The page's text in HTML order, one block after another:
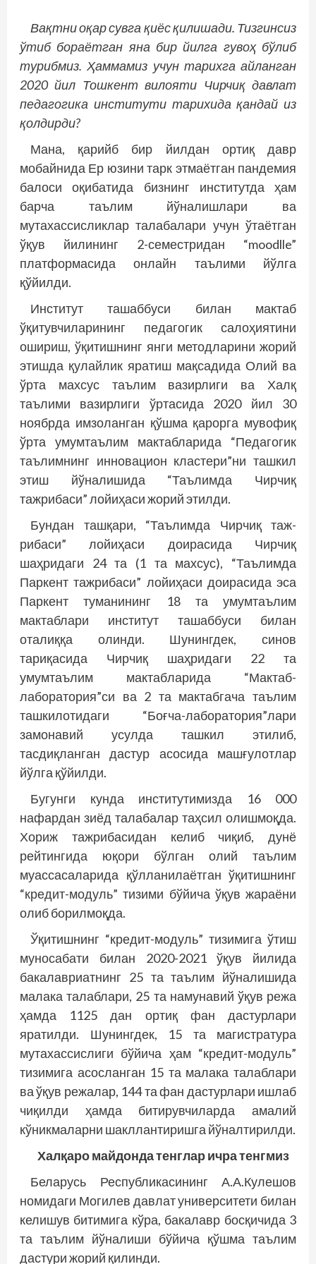
Вақтни оқар сувга қиёс қилишади. Тизгинсиз
ўтиб бораётган яна бир йилга гувоҳ бўлиб
турибмиз. Ҳаммамиз учун тарихга айланган
2020 йил Тошкент вилояти Чирчиқ давлат
педагогика институти тарихида қандай из
қолдирди?
Мана, қарийб бир йилдан ортиқ давр
мобайнида Ер юзини тарк этмаётган пандемия
балоси оқибатида бизнинг институтда ҳам
барча таълим йўналишлари ва
мутахассисликлар талабалари учун ўтаётган
ўқув йилининг 2-семестридан “moodlle”
платформасида онлайн таълими йўлга
қўйилди.
Институт ташаббуси билан мактаб
ўқитувчиларининг педагогик салоҳиятини
ошириш, ўқитишнинг янги методларини жорий
этишда қулайлик яратиш мақсадида Олий ва
ўрта махсус таълим вазирлиги ва Халқ
таълими вазирлиги ўртасида 2020 йил 30
ноябрда имзоланган қўшма қарорга мувофиқ
ўрта умумтаълим мактабларида “Педагогик
таълимнинг инновацион кластери”ни ташкил
этиш йўналишида “Таълимда Чирчиқ
тажрибаси” лойиҳаси жорий этилди.
Бундан ташқари, “Таълимда Чирчиқ таж­
рибаси” лойиҳаси доирасида Чирчиқ
шаҳридаги 24 та (1 та махсус), “Таълимда
Паркент тажрибаси” лойиҳаси доирасида эса
Паркент туманининг 18 та умумтаълим
мактаблари институт ташаббуси билан
оталиққа олинди. Шунингдек, синов
тариқасида Чирчиқ шаҳридаги 22 та
умумтаълим мактаб­ларида “Мактаб-
лаборатория”си ва 2 та мактабгача таълим
ташкилотидаги “Боғча-лаборатория”лари
замонавий усулда ташкил этилиб,
тасдиқланган дас­тур асосида машғулотлар
йўлга қўйилди.
Бугунги кунда институтимизда 16 000
нафардан зиёд талабалар таҳсил олишмоқда.
Хориж тажрибасидан келиб чиқиб, дунё
рейтингида юқори бўлган олий таълим
муассасаларида қўлланилаётган ўқитишнинг
“кредит-модуль” тизими бўйича ўқув жараёни
олиб борилмоқда.
Ўқитишнинг “кредит-модуль” тизимига ўтиш
муносабати билан 2020-2021 ўқув йилида
бакалавриатнинг 25 та таълим йўналишида
малака талаблари, 25 та намунавий ўқув режа
ҳамда 1125 дан ортиқ фан дастурлари
яратилди. Шунингдек, 15 та магистратура
мутахассислиги бўйича ҳам “кредит-модуль”
тизимига асосланган 15 та малака талаблари
ва ўқув режалар, 144 та фан дастурлари ишлаб
чиқилди ҳамда битирувчиларда амалий
кўникмаларни шакллантиришга йўналтирилди.
Халқаро майдонда тенглар ичра тенгмиз
Беларусь Республикасининг А.А.Кулешов
номидаги Могилев давлат университети билан
келишув битимига кўра, бакалавр босқичида 3
та таълим йўналиши бўйича қўшма таълим
дастури жорий қилинди.